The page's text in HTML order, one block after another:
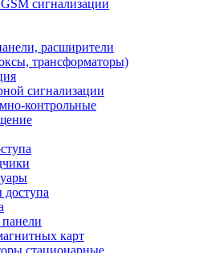
сигнализации
расширители
трансформаторы)
сигнализации
контрольные
карт